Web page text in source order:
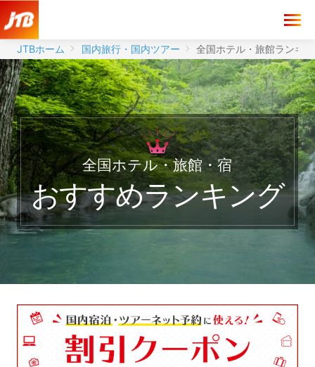
JTBホーム 国内旅行・国内ツアー 全国ホテル・旅館ランキ
全国ホテル・旅館・宿
おすすめランキング